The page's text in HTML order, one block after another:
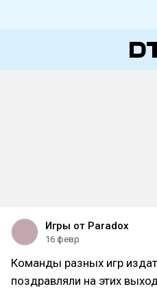
Игры от Paradox
16 февр
Команды разных игр
поздравляли на этих